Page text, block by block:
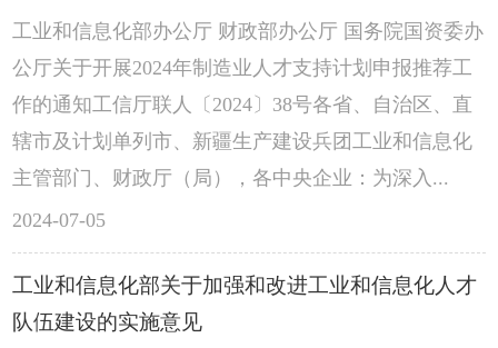
工业和信息化部办公厅 财政部办公厅 国务院国资委办
公厅关于开展2024年制造业人才支持计划申报推荐工
作的通知工信厅联人〔2024〕38号各省、自治区、直
辖市及计划单列市、新疆生产建设兵团工业和信息化
主管部门、财政厅（局），各中央企业：为深入...
2024-07-05
工业和信息化部关于加强和改进工业和信息化人才
队伍建设的实施意见